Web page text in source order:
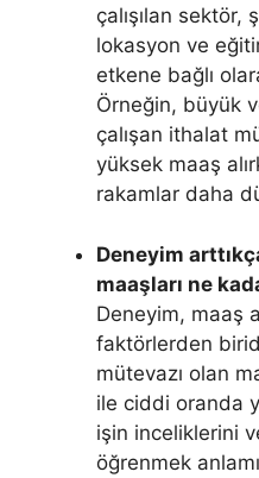
çalışılan sektör,
lokasyon ve
etkene bağlı
Örneğin, büyük
çalışan ithalat
yüksek maaş
rakamlar daha
Deneyim
maaşları ne
Deneyim, maaş
faktörlerden
mütevazı olan
ile ciddi oranda
işin inceliklerini
öğrenmek